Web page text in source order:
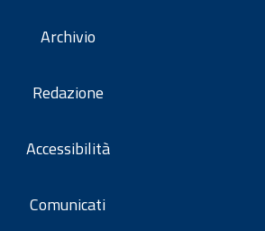
Archivio
Redazione
Accessibilità
Comunicati